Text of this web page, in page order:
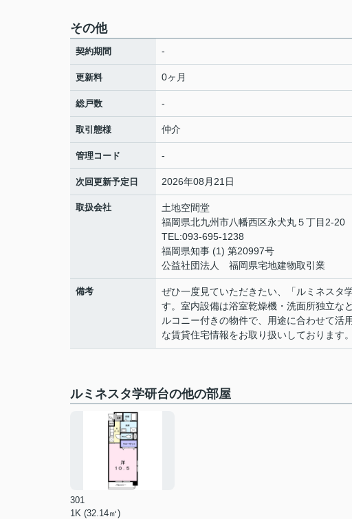
その他
契約期間 -
更新料 0ヶ月
総戸数 -
取引態様 仲介
管理コード -
次回更新予定日 2026年08月21日
取扱会社
土地空間堂
福岡県北九州市八幡西区永犬丸５丁目2-20
TEL:093-695-1238
福岡県知事 (1) 第20997号
公益社団法人 福岡県宅地建物取引業
備考
ぜひ一度見ていただきたい、「ルミネスタ
す。室内設備は浴室乾燥機・洗面所独立な
ルコニー付きの物件で、用途に合わせて活
な賃貸住宅情報をお取り扱いしております
ルミネスタ学研台の他の部屋
301
1K (32.14㎡)